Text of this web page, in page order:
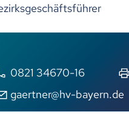
0821 34670-16
gaertner@hv-bayern.de